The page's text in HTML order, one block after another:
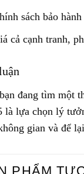
sách bảo
cả cạnh tranh,
đang tìm một
là lựa chọn lý
gian và để
PHẨM